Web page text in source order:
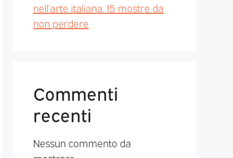
nell’arte italiana. 15 mostre da
non perdere
Commenti
recenti
Nessun commento da